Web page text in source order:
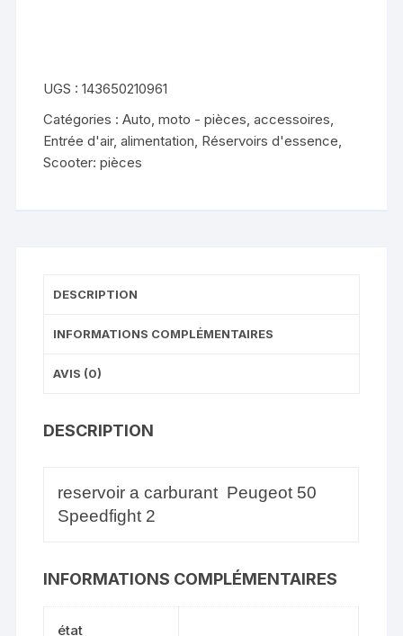
UGS :143650210961
Catégories :Auto, moto - pièces, accessoires
Entrée d'air, alimentation Réservoirs d'essence
Scooter: pièces
DESCRIPTION
INFORMATIONS COMPLÉMENTAIRES
AVIS (0)
DESCRIPTION
reservoir a carburant Peugeot 50
Speedfight 2
INFORMATIONS COMPLÉMENTAIRES
état